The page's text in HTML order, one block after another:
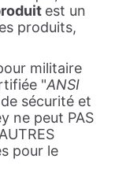
est un
produits,
militaire
"ANSI
sécurité et
ne peut PAS
AUTRES
pour le